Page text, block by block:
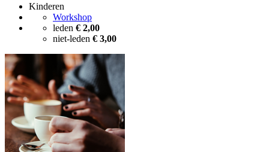
Kinderen
Workshop
leden € 2,00
niet-leden € 3,00